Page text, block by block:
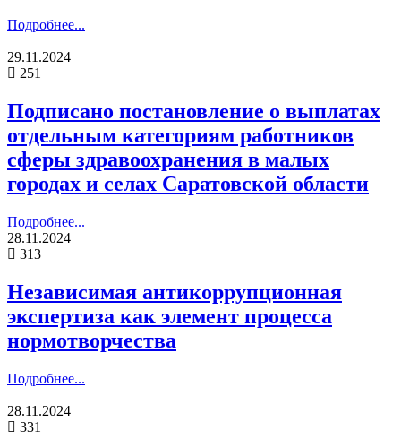
Подробнее...
29.11.2024
251
Подписано постановление о выплатах
отдельным категориям работников
сферы здравоохранения в малых
городах и селах Саратовской области
Подробнее...
28.11.2024
313
Независимая антикоррупционная
экспертиза как элемент процесса
нормотворчества
Подробнее...
28.11.2024
331